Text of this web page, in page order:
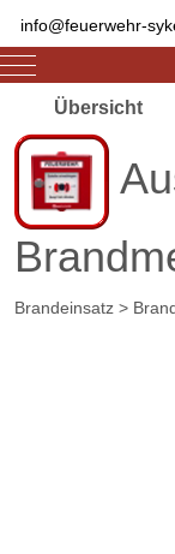
info@feuerwehr-
Mobile Menu Toggle
Übersicht
Brandeinsatz >